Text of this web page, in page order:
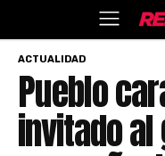
ACTUALIDAD
Pueblo
invitado